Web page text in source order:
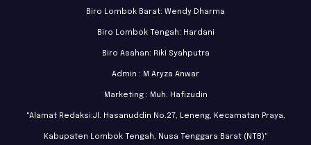
Biro Lombok Barat: Wendy Dharma
Biro Lombok Tengah: Hardani
Biro Asahan: Riki Syahputra
Admin : M Aryza Anwar
Marketing : Muh. Hafizudin
"Alamat Redaksi:Jl. Hasanuddin No.27, Leneng, Kecamatan Praya,
Kabupaten Lombok Tengah, Nusa Tenggara Barat (NTB)"